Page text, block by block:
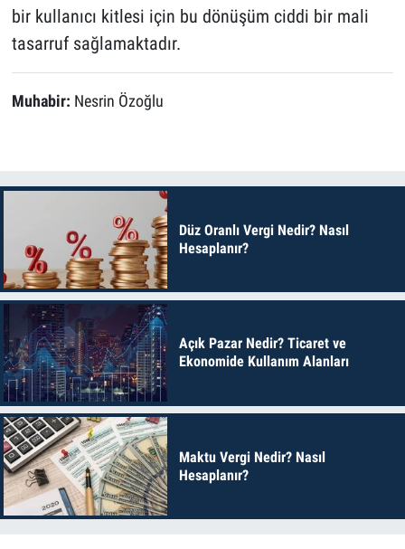
bir kullanıcı kitlesi için bu dönüşüm ciddi bir mali
tasarruf sağlamaktadır.
Muhabir: Nesrin Özoğlu
Düz Oranlı Vergi Nedir? Nasıl
Hesaplanır?
Açık Pazar Nedir? Ticaret ve
Ekonomide Kullanım Alanları
Maktu Vergi Nedir? Nasıl
Hesaplanır?